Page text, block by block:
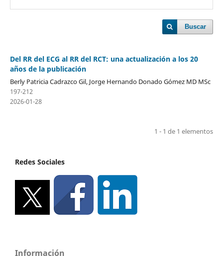
Buscar
Del RR del ECG al RR del RCT: una actualización a los 20
años de la publicación
Berly Patricia Cadrazco Gil, Jorge Hernando Donado Gómez MD MSc
197-212
2026-01-28
1 - 1 de 1 elementos
Redes Sociales
Información